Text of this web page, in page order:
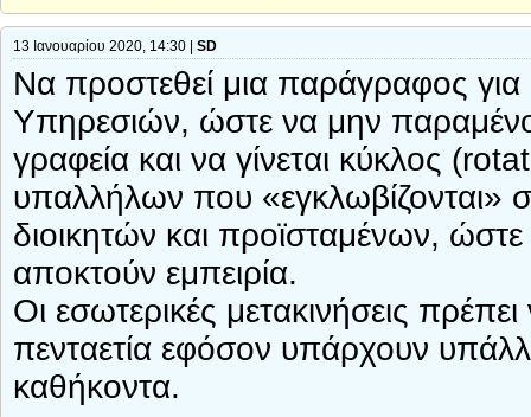
13 Ιανουαρίου 2020, 14:30 | SD
Να προστεθεί μια παράγραφος για
Υπηρεσιών, ώστε να μην
γραφεία και να γίνεται κύκλος
υπαλλήλων που «εγκλωβίζονται»
διοικητών και προϊσταμένων,
αποκτούν εμπειρία.
Οι εσωτερικές μετακινήσεις
πενταετία εφόσον υπάρχουν
καθήκοντα.